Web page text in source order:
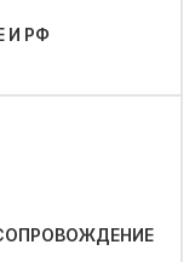
И РФ